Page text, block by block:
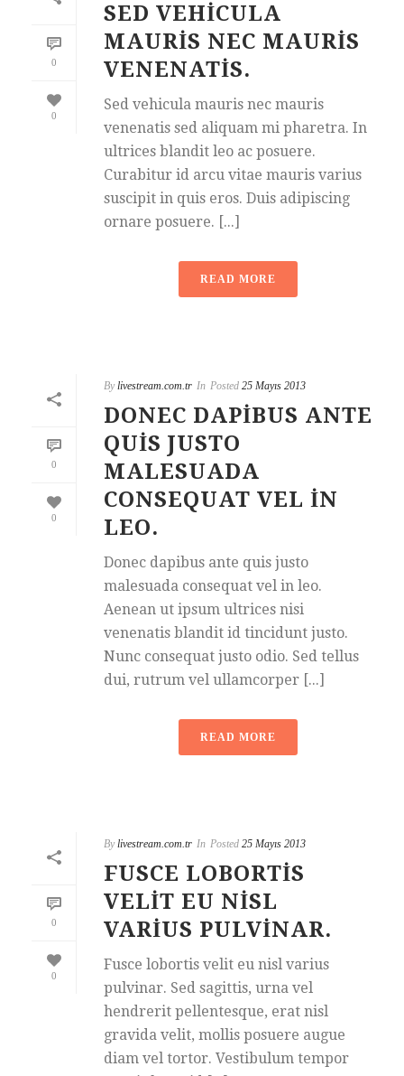
0
0
SED VEHICULA
MAURIS NEC MAURIS
VENENATIS.
Sed vehicula mauris nec mauris
venenatis sed aliquam mi pharetra. In
ultrices blandit leo ac posuere.
Curabitur id arcu vitae mauris varius
suscipit in quis eros. Duis adipiscing
ornare posuere. [...]
READ MORE
0
0
By livestream.com.tr In Posted 25 Mayıs 2013
DONEC DAPIBUS ANTE
QUIS JUSTO
MALESUADA
CONSEQUAT VEL IN
LEO.
Donec dapibus ante quis justo
malesuada consequat vel in leo.
Aenean ut ipsum ultrices nisi
venenatis blandit id tincidunt justo.
Nunc consequat justo odio. Sed tellus
dui, rutrum vel ullamcorper [...]
READ MORE
0
0
By livestream.com.tr In Posted 25 Mayıs 2013
FUSCE LOBORTIS
VELIT EU NISL
VARIUS PULVINAR.
Fusce lobortis velit eu nisl varius
pulvinar. Sed sagittis, urna vel
hendrerit pellentesque, erat nisl
gravida velit, mollis posuere augue
diam vel tortor. Vestibulum tempor